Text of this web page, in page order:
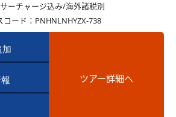
ーチャージ込み/海外諸税別
コード：PNHNLNHYZX-738
加
ツアー詳細へ